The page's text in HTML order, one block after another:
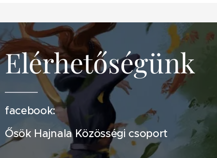
Elérhetőségünk
facebook:
Ősök Hajnala Közösségi csoport